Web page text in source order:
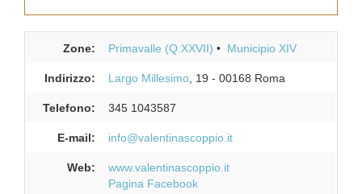
Zone: Primavalle (Q.XXVII) Municipio XIV
Indirizzo: Largo Millesimo, 19 - 00168 Roma
Telefono: 345 1043587
E-mail: info@valentinascoppio.it
Web:
www.valentinascoppio.it
Pagina Facebook